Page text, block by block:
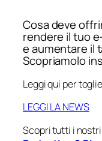
Cosa deve
rendere il tuo
e aumentare il
Scopriamolo
Leggi qui per
LEGGI LA NEWS
Scopri tutti i